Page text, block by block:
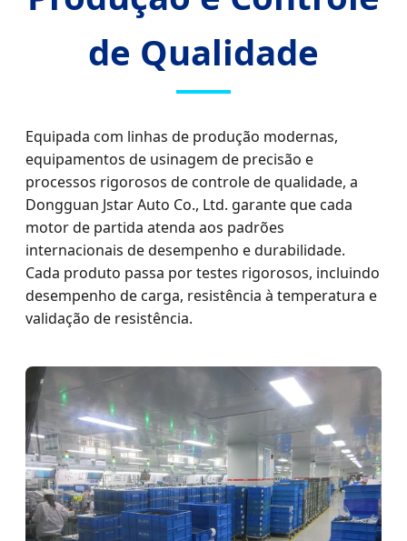
de Qualidade
Equipada com linhas de produção modernas,
equipamentos de usinagem de precisão e
processos rigorosos de controle de qualidade, a
Dongguan Jstar Auto Co., Ltd. garante que cada
motor de partida atenda aos padrões
internacionais de desempenho e durabilidade.
Cada produto passa por testes rigorosos, incluindo
desempenho de carga, resistência à temperatura e
validação de resistência.